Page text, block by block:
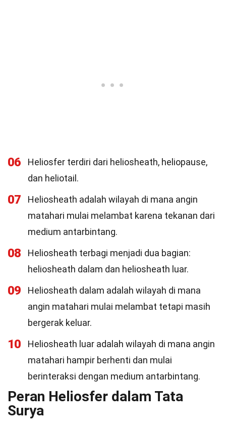
06
Heliosfer terdiri dari heliosheath, heliopause,
dan heliotail.
07
Heliosheath adalah wilayah di mana angin
matahari mulai melambat karena tekanan dari
medium antarbintang.
08
Heliosheath terbagi menjadi dua bagian:
heliosheath dalam dan heliosheath luar.
09
Heliosheath dalam adalah wilayah di mana
angin matahari mulai melambat tetapi masih
bergerak keluar.
10
Heliosheath luar adalah wilayah di mana angin
matahari hampir berhenti dan mulai
berinteraksi dengan medium antarbintang.
Peran Heliosfer dalam Tata
Surya